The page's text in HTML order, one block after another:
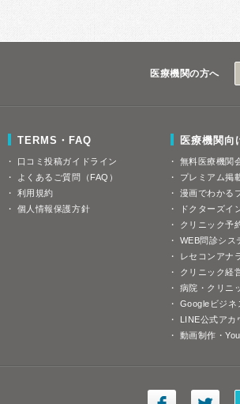
医療機関の方へ
TERMS・FAQ
口コミ投稿ガイドライン
よくあるご質問（FAQ）
利用規約
個人情報保護方針
医療機関向
無料医療機関
プレミアム掲
漫画でわかる
ドクターズイ
クリニック予
WEB問診シス
レセコンアナ
クリニック経
病院・クリニ
Googleビジネ
LINE公式アカ
動画制作・